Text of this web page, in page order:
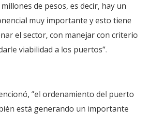
de pesos, es decir, hay un
muy importante y esto tiene
el sector, con manejar con criterio
viabilidad a los puertos”.
“el ordenamiento del puerto
está generando un importante